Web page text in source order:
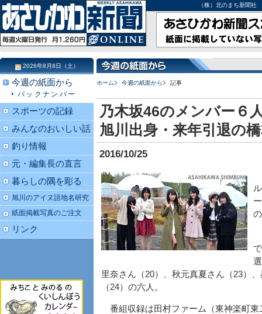
（株）北のまち新聞
ホーム 今週の紙面から 記事
乃木坂46のメンバー６
旭川出身・来年引退の
2016/10/25
里奈さん（20）、秋元真夏さん（23）
（24）の六人。
番組収録は田村ファーム（東神楽町東
2026年8月8日（土）
今週の紙面から
バックナンバー
スポーツの記録
みんなのおいしい話
釣り情報
元・編集長の直言
暮らしの隅を彫る
旭川のアイヌ語地名研究
紙面掲載写真のご注文
リンク